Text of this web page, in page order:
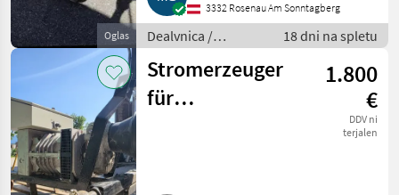
Oglas
3332 Rosenau Am Sonntagberg
Dealvnica /
Električni
generatorji
18 dni na spletu
Stromerzeuger
für
1.800
€
DDV ni
terjalen